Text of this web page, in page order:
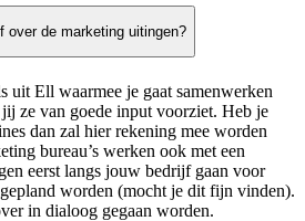
over de marketing uitingen?
uit Ell waarmee je gaat samenwerken
ze van goede input voorziet. Heb je
dan zal hier rekening mee worden
bureau’s werken ook met een
eerst langs jouw bedrijf gaan voor
worden (mocht je dit fijn vinden).
in dialoog gegaan worden.